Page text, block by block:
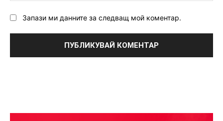
Запази ми данните за следващ мой коментар.